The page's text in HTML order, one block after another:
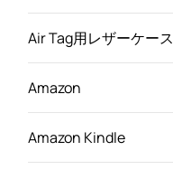
Air Tag用レザーケース
Amazon
Amazon Kindle